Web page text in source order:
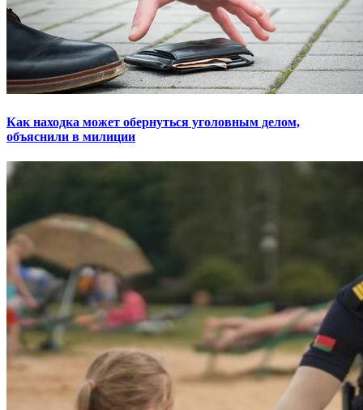
Как находка может обернуться уголовным делом,
объяснили в милиции